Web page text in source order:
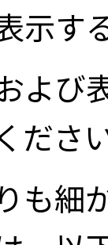
示す
よび
ださ
も細